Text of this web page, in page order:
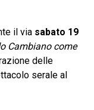
il via sabato 19
Cambiano come
delle
serale al